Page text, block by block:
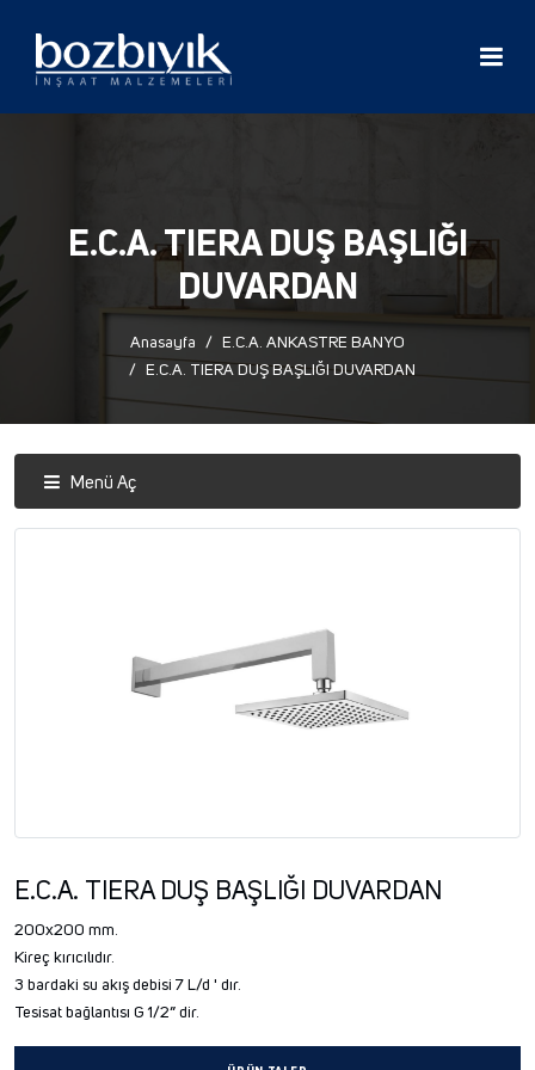
E.C.A. TIERA DUŞ BAŞLIĞI
DUVARDAN
Anasayfa
E.C.A. ANKASTRE BANYO
E.C.A. TIERA DUŞ BAŞLIĞI DUVARDAN
Menü Aç
E.C.A. TIERA DUŞ BAŞLIĞI DUVARDAN
200x200 mm.
Kireç kırıcılıdır.
3 bardaki su akış debisi 7 L/d ' dır.
Tesisat bağlantısı G 1/2” dir.